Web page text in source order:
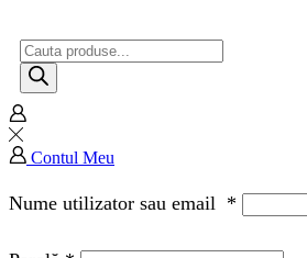
Contul Meu
Nume utilizator sau email *